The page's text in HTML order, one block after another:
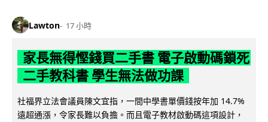
Lawton 17 小時
家長無得慳錢買二手書 電子啟動碼鎖死
二手教科書 學生無法做功課
社福界立法會議員陳文宜指，一間中學書單價錢按年加 14.7%
遠超通漲，令家長難以負擔。而且電子教材啟動碼這項設計，